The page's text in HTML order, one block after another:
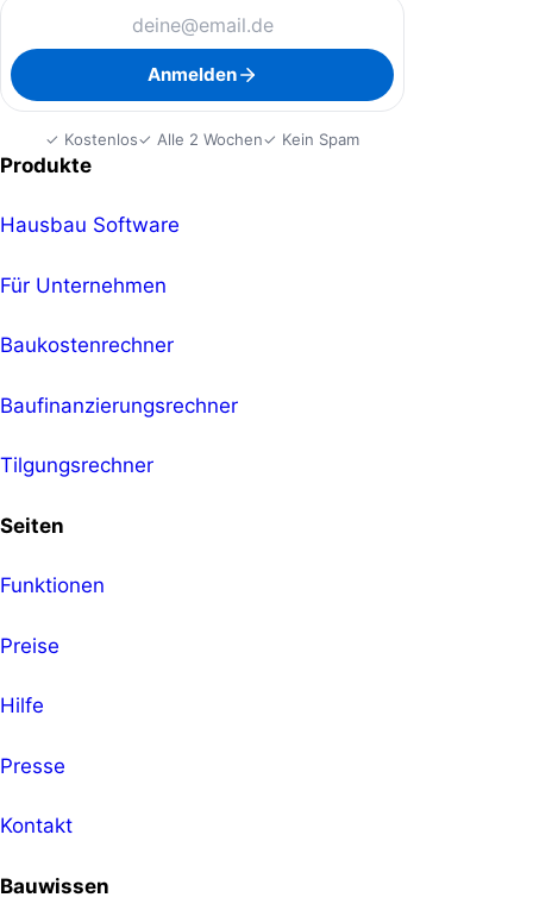
Anmelden
✓ Kostenlos✓ Alle 2 Wochen✓ Kein Spam
Produkte
Hausbau Software
Für Unternehmen
Baukostenrechner
Baufinanzierungsrechner
Tilgungsrechner
Seiten
Funktionen
Preise
Hilfe
Presse
Kontakt
Bauwissen